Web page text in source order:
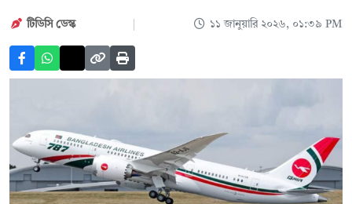
টিডিসি ডেস্ক ১১ জানুয়ারি ২০২৬, ০১:৩৯ PM